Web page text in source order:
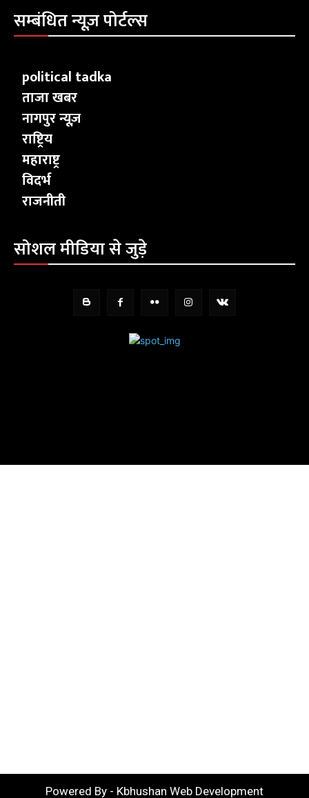
सम्बंधित न्यूज़ पोर्टल्स
political tadka
ताजा खबर
नागपुर न्यूज़
राष्ट्रिय
महाराष्ट्र
विदर्भ
राजनीती
सोशल मीडिया से जुड़े
Powered By - Kbhushan Web Development